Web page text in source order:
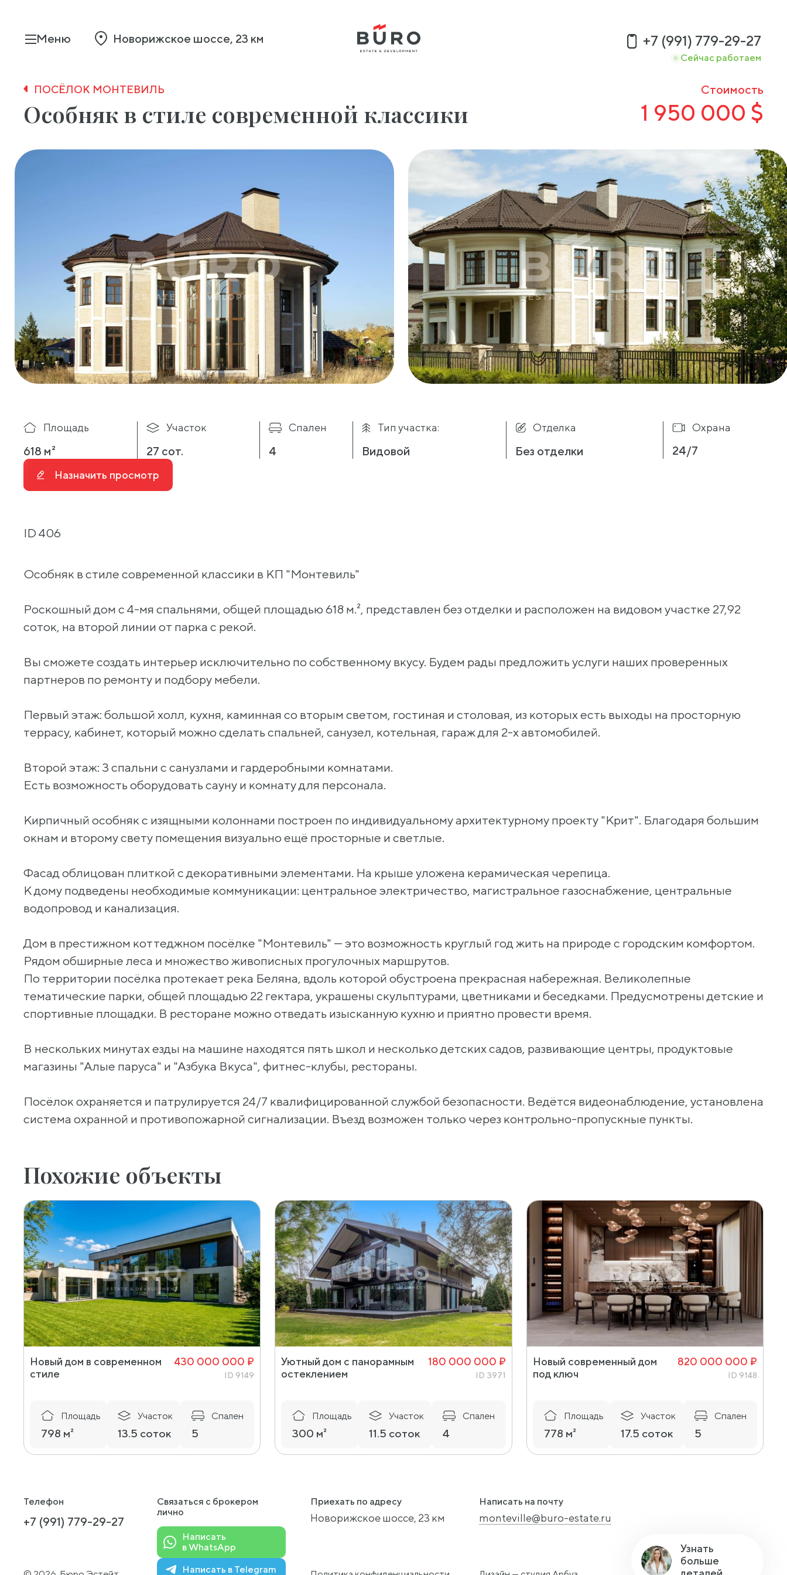
Новорижское шоссе, 23 км +7 (991) 779-29-27
Сейчас работаем
Меню
ПОСЁЛОК MОНТЕВИЛЬ
Особняк в стиле современной классики
Стоимость
1 950 000 $
Площадь
618 м²
Участок
27 сот.
Спален
4
Тип участка:
Видовой
Отделка
Без отделки
Охрана
24/7
Назначить просмотр
ID 406
Особняк в стиле современной классики в КП "Монтевиль"
Роскошный дом с 4-мя спальнями, общей площадью 618 м.², представлен без отделки и расположен на видовом участке 27,92
соток, на второй линии от парка с рекой.
Вы сможете создать интерьер исключительно по собственному вкусу. Будем рады предложить услуги наших проверенных
партнеров по ремонту и подбору мебели.
Первый этаж: большой холл, кухня, каминная со вторым светом, гостиная и столовая, из которых есть выходы на просторную
террасу, кабинет, который можно сделать спальней, санузел, котельная, гараж для 2-х автомобилей.
Второй этаж: 3 спальни с санузлами и гардеробными комнатами.
Есть возможность оборудовать сауну и комнату для персонала.
Кирпичный особняк с изящными колоннами построен по индивидуальному архитектурному проекту "Крит". Благодаря большим
окнам и второму свету помещения визуально ещё просторные и светлые.
Фасад облицован плиткой с декоративными элементами. На крыше уложена керамическая черепица.
К дому подведены необходимые коммуникации: центральное электричество, магистральное газоснабжение, центральные
водопровод и канализация.
Дом в престижном коттеджном посёлке "Монтевиль" — это возможность круглый год жить на природе с городским комфортом.
Рядом обширные леса и множество живописных прогулочных маршрутов.
По территории посёлка протекает река Беляна, вдоль которой обустроена прекрасная набережная. Великолепные
тематические парки, общей площадью 22 гектара, украшены скульптурами, цветниками и беседками. Предусмотрены детские и
спортивные площадки. В ресторане можно отведать изысканную кухню и приятно провести время.
В нескольких минутах езды на машине находятся пять школ и несколько детских садов, развивающие центры, продуктовые
магазины "Алые паруса" и "Азбука Вкуса", фитнес-клубы, рестораны.
Посёлок охраняется и патрулируется 24/7 квалифицированной службой безопасности. Ведётся видеонаблюдение, установлена
система охранной и противопожарной сигнализации. Въезд возможен только через контрольно-пропускные пункты.
Похожие объекты
Новый дом в современном
стиле
430 000 000 ₽
ID 9149
Площадь
798 м²
Участок
13.5 соток
Спален
5
Уютный дом с панорамным
остеклением
180 000 000 ₽
ID 3971
Площадь
300 м²
Участок
11.5 соток
Спален
4
Новый современный дом
под ключ
820 000 000 ₽
ID 9148
Площадь
778 м²
Участок
17.5 соток
Спален
5
Телефон
+7 (991) 779-29-27
Связаться с брокером
лично
Написать
в WhatsApp
Написать в Telegram
Приехать по адресу
Новорижское шоссе, 23 км
Написать на почту
monteville@buro-estate.ru
Узнать
больше